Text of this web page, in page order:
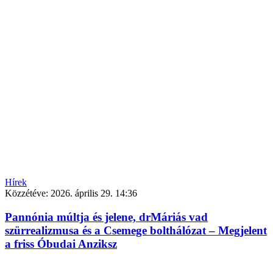
Hírek
Közzétéve: 2026. április 29. 14:36
Pannónia múltja és jelene, drMáriás vad
szürrealizmusa és a Csemege bolthálózat – Megjelent
a friss Óbudai Anziksz